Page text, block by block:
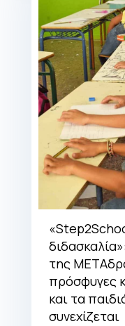
της
πρόσφυγες
και τα
συνεχίζεται